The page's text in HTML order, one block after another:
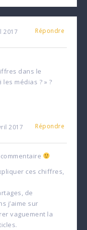
2017 Répondre
dans le
médias ? » ?
2017 Répondre
ces chiffres,
de
j’aime sur
vaguement la